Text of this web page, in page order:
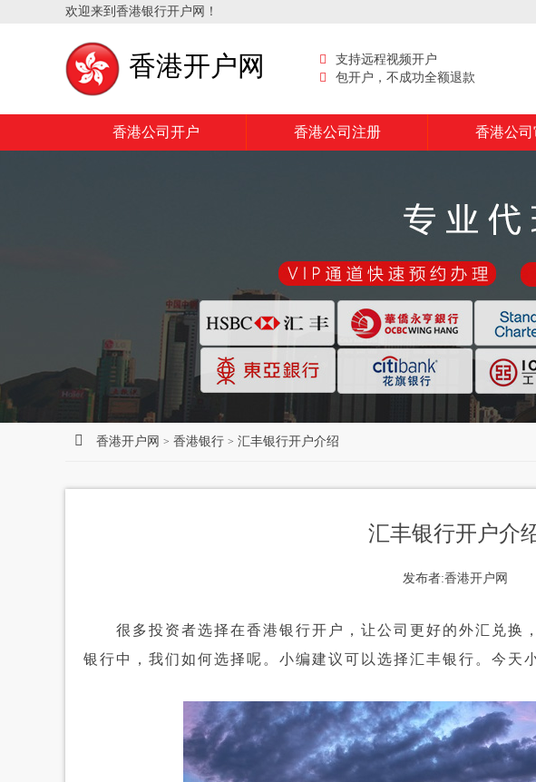
欢迎来到香港银行开户网！
香港开户网
支持远程视频开户
包开户，不成功全额退款
香港公司开户 香港公司注册 香港公司
香港开户网 > 香港银行 > 汇丰银行开户介绍
汇丰银行开户介
发布者:香港开户网
很多投资者选择在香港银行开户，让公司更好的外汇兑换
银行中，我们如何选择呢。小编建议可以选择汇丰银行。今天